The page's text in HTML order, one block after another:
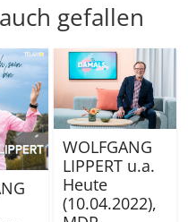
gefallen
WOLFGANG
LIPPERT u.a.
Heute
(10.04.2022),